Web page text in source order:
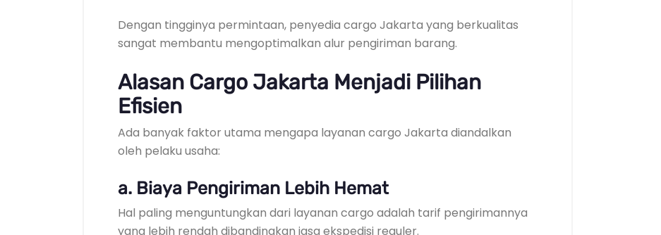
Dengan tingginya permintaan, penyedia cargo Jakarta yang berkualitas
sangat membantu mengoptimalkan alur pengiriman barang.
Alasan Cargo Jakarta Menjadi Pilihan
Efisien
Ada banyak faktor utama mengapa layanan cargo Jakarta diandalkan
oleh pelaku usaha:
a. Biaya Pengiriman Lebih Hemat
Hal paling menguntungkan dari layanan cargo adalah tarif pengirimannya
yang lebih rendah dibandingkan jasa ekspedisi reguler.